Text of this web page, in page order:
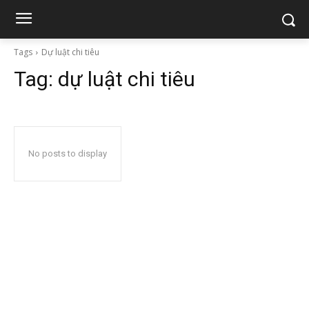
Tags Dự luật chi tiêu
Tag: dự luật chi tiêu
No posts to display